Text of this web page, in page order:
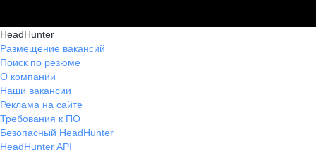
HeadHunter
Размещение вакансий
Поиск по резюме
О компании
Наши вакансии
Реклама на сайте
Требования к ПО
Безопасный HeadHunter
HeadHunter API